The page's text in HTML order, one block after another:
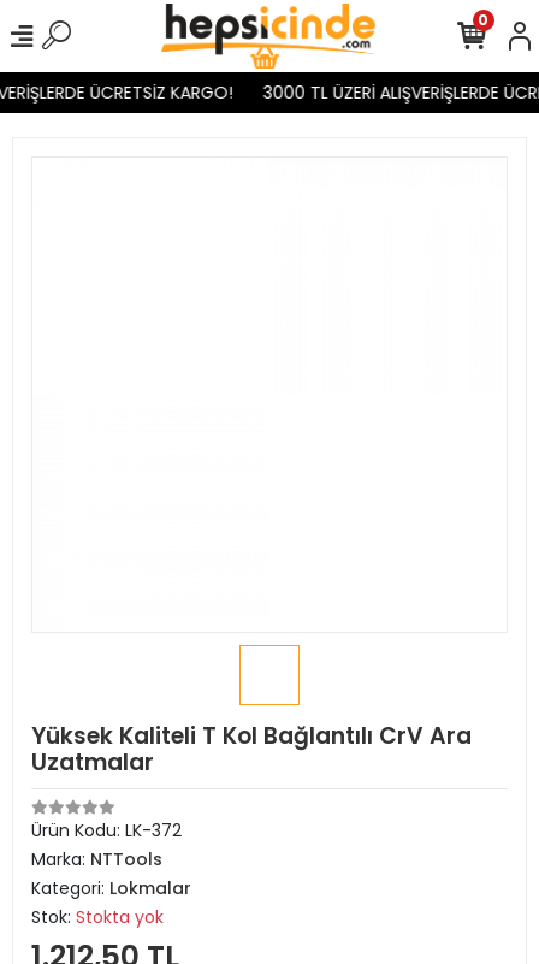
ÜCRETSİZ KARGO! 3000 TL ÜZERİ ALIŞVERİŞLERDE
0
Yüksek Kaliteli T Kol Bağlantılı CrV Ara
Uzatmalar
Ürün Kodu: LK-372
Marka: NTTools
Kategori: Lokmalar
Stok: Stokta yok